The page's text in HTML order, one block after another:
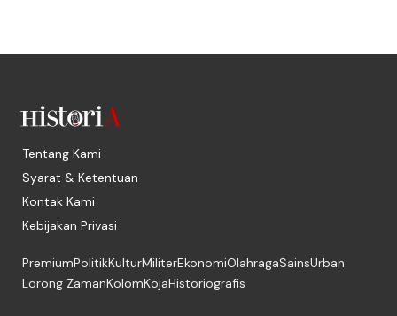
Tentang Kami
Syarat & Ketentuan
Kontak Kami
Kebijakan Privasi
PremiumPolitikKulturMiliterEkonomiOlahragaSainsUrban
Lorong ZamanKolomKojaHistoriografis